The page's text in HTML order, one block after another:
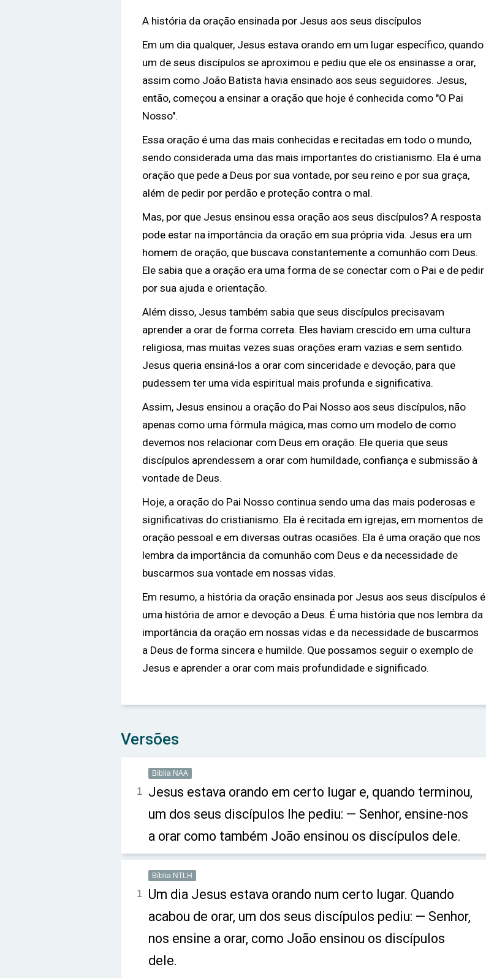
A história da oração ensinada por Jesus aos seus discípulos
Em um dia qualquer, Jesus estava orando em um lugar específico, quando
um de seus discípulos se aproximou e pediu que ele os ensinasse a orar,
assim como João Batista havia ensinado aos seus seguidores. Jesus,
então, começou a ensinar a oração que hoje é conhecida como "O Pai
Nosso".
Essa oração é uma das mais conhecidas e recitadas em todo o mundo,
sendo considerada uma das mais importantes do cristianismo. Ela é uma
oração que pede a Deus por sua vontade, por seu reino e por sua graça,
além de pedir por perdão e proteção contra o mal.
Mas, por que Jesus ensinou essa oração aos seus discípulos? A resposta
pode estar na importância da oração em sua própria vida. Jesus era um
homem de oração, que buscava constantemente a comunhão com Deus.
Ele sabia que a oração era uma forma de se conectar com o Pai e de pedir
por sua ajuda e orientação.
Além disso, Jesus também sabia que seus discípulos precisavam
aprender a orar de forma correta. Eles haviam crescido em uma cultura
religiosa, mas muitas vezes suas orações eram vazias e sem sentido.
Jesus queria ensiná-los a orar com sinceridade e devoção, para que
pudessem ter uma vida espiritual mais profunda e significativa.
Assim, Jesus ensinou a oração do Pai Nosso aos seus discípulos, não
apenas como uma fórmula mágica, mas como um modelo de como
devemos nos relacionar com Deus em oração. Ele queria que seus
discípulos aprendessem a orar com humildade, confiança e submissão à
vontade de Deus.
Hoje, a oração do Pai Nosso continua sendo uma das mais poderosas e
significativas do cristianismo. Ela é recitada em igrejas, em momentos de
oração pessoal e em diversas outras ocasiões. Ela é uma oração que nos
lembra da importância da comunhão com Deus e da necessidade de
buscarmos sua vontade em nossas vidas.
Em resumo, a história da oração ensinada por Jesus aos seus discípulos é
uma história de amor e devoção a Deus. É uma história que nos lembra da
importância da oração em nossas vidas e da necessidade de buscarmos
a Deus de forma sincera e humilde. Que possamos seguir o exemplo de
Jesus e aprender a orar com mais profundidade e significado.
Versões
Bíblia NAA
1 Jesus estava orando em certo lugar e, quando terminou,
um dos seus discípulos lhe pediu: — Senhor, ensine-nos
a orar como também João ensinou os discípulos dele.
Bíblia NTLH
1 Um dia Jesus estava orando num certo lugar. Quando
acabou de orar, um dos seus discípulos pediu: — Senhor,
nos ensine a orar, como João ensinou os discípulos
dele.